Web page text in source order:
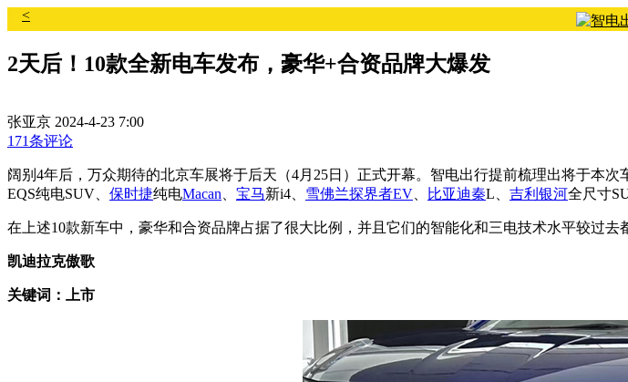
<
2天后！10款全新电车发布，豪华+合资品牌大爆发
张亚京 2024-4-23 7:00
171条评论
阔别4年后，万众期待的北京车展将于后天（4月25日）正式开幕。智电出行提前梳理出将于本次
EQS纯电SUV、 保时捷纯电Macan 宝马新i4、 雪佛兰探界者EV 比亚迪秦L、 吉利银河全尺寸
在上述10款新车中，豪华和合资品牌占据了很大比例，并且它们的智能化和三电技术水平较过
凯迪拉克傲歌
关键词：上市